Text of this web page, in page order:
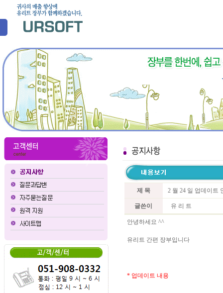
제 목 2 월 24 일 업데이트
글쓴이 유 리 트
안녕하세요 ^^
유리트 간편 장부입니다
* 업데이트 내용